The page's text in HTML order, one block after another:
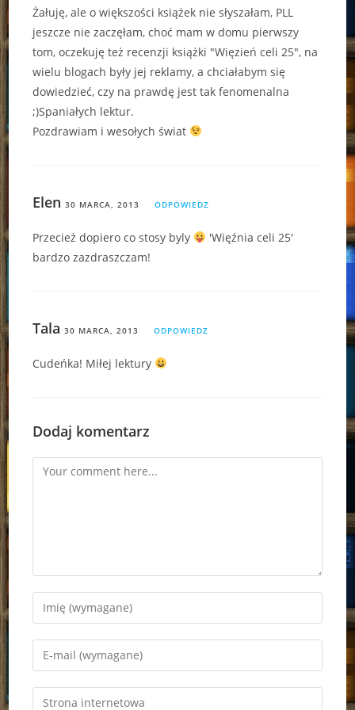
Żałuję, ale o większości książek nie słyszałam, PLL
jeszcze nie zaczęłam, choć mam w domu pierwszy
tom, oczekuję też recenzji książki "Więzień celi 25", na
wielu blogach były jej reklamy, a chciałabym się
dowiedzieć, czy na prawdę jest tak fenomenalna
;)Spaniałych lektur.
Pozdrawiam i wesołych świat
Elen 30 MARCA, 2013 ODPOWIEDZ
Przecież dopiero co stosy byly
'Więźnia celi 25'
bardzo zazdraszczam!
Tala 30 MARCA, 2013 ODPOWIEDZ
Cudeńka! Miłej lektury
Dodaj komentarz
Comment
Enter
your
name
Enter
your
email
Enter